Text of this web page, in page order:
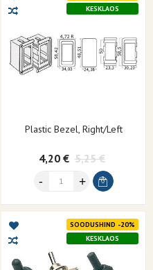
KESKLAOS
Plastic Bezel, Right/left
4,20 € 5,25 €
SOODUSHIND -20%
KESKLAOS